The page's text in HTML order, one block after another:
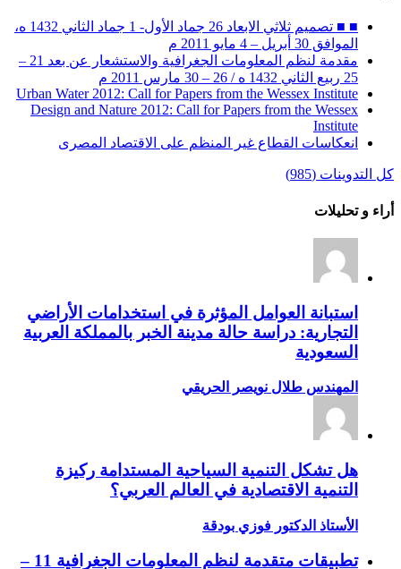
■ ■ تصميم ثلاثي الابعاد 26 جماد الأول- 1 جماد الثاني 1432 ه،
الموافق 30 أبريل – 4 مايو 2011 م
مقدمة لنظم المعلومات الجغرافية والاستشعار عن بعد 21 –
25 ربيع الثاني 1432 ه / 26 – 30 مارس 2011 م
Urban Water 2012: Call for Papers from the Wessex Institute
Design and Nature 2012: Call for Papers from the Wessex
Institute‏
انعكاسات القطاع غير المنظم على الاقتصاد المصرى
كل التدوينات (985)
أراء و تحليلات
استبانة العوامل المؤثرة في استخدامات الأراضي
التجارية: دراسة حالة مدينة الخبر بالمملكة العربية
السعودية
المهندس طلال نويصر الحريقي
هل تشكل التنمية السياحية المستدامة ركيزة
التنمية الاقتصادية في العالم العربي؟
الأستاذ الدكتور فوزي بودقة
تطبيقات متقدمة لنظم المعلومات الجغرافية 11 –